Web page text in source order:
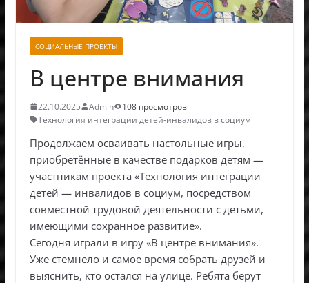
СОЦИАЛЬНЫЕ ПРОЕКТЫ
В центре внимания
22.10.2025 Admin
108 просмотров
Технология интеграции детей-инвалидов в социум
Продолжаем осваивать настольные игры,
приобретённые в качестве подарков детям —
участникам проекта «Технология интеграции
детей — инвалидов в социум, посредством
совместной трудовой деятельности с детьми,
имеющими сохранное развитие».
Сегодня играли в игру «В центре внимания».
Уже стемнело и самое время собрать друзей и
выяснить, кто остался на улице. Ребята берут